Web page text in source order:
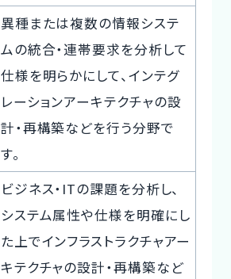
異種または複数の情報システ
ムの統合・連帯要求を分析して
仕様を明らかにして、インテグ
レーションアーキテクチャの設
計・再構築などを行う分野で
す。
ビジネス・ITの課題を分析し、
システム属性や仕様を明確にし
た上でインフラストラクチャアー
キテクチャの設計・再構築など